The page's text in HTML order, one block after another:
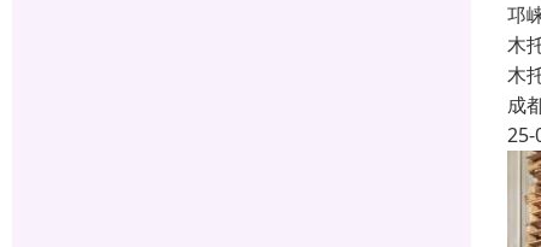
邛
木
木
成
25-